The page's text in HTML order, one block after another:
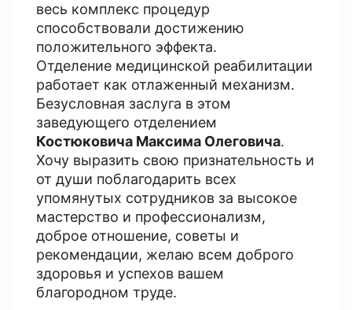
весь комплекс процедур
способствовали достижению
положительного эффекта.
Отделение медицинской реабилитации
работает как отлаженный механизм.
Безусловная заслуга в этом
заведующего отделением
Костюковича Максима Олеговича.
Хочу выразить свою признательность и
от души поблагодарить всех
упомянутых сотрудников за высокое
мастерство и профессионализм,
доброе отношение, советы и
рекомендации, желаю всем доброго
здоровья и успехов вашем
благородном труде.